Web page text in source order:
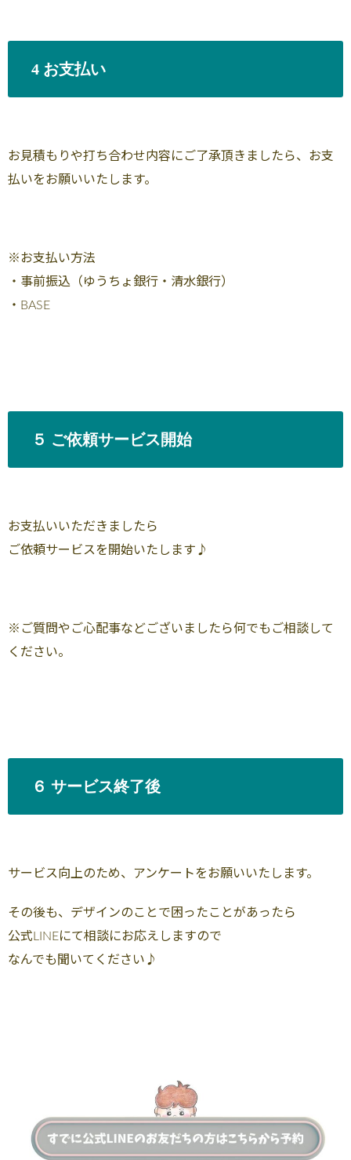
4 お支払い
お見積もりや打ち合わせ内容にご了承頂きましたら、お支
払いをお願いいたします。
※お支払い方法
・事前振込（ゆうちょ銀行・清水銀行）
・BASE
５ ご依頼サービス開始
お支払いいただきましたら
ご依頼サービスを開始いたします♪
※ご質問やご心配事などございましたら何でもご相談して
ください。
６ サービス終了後
サービス向上のため、アンケートをお願いいたします。
その後も、デザインのことで困ったことがあったら
公式LINEにて相談にお応えしますので
なんでも聞いてください♪